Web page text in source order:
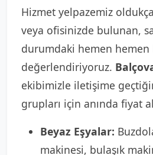
Hizmet yelpazemiz
veya ofisinizde bulunan,
durumdaki hemen hemen
değerlendiriyoruz.
ekibimizle iletişime
grupları için anında fiyat
Beyaz Eşyalar:
makinesi, bulaşık